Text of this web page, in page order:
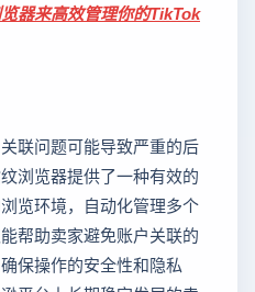
器来高效管理你的TikTok
联问题可能导致严重的后
浏览器提供了一种有效的
览环境，自动化管理多个
帮助卖家避免账户关联的
保操作的安全性和隐私